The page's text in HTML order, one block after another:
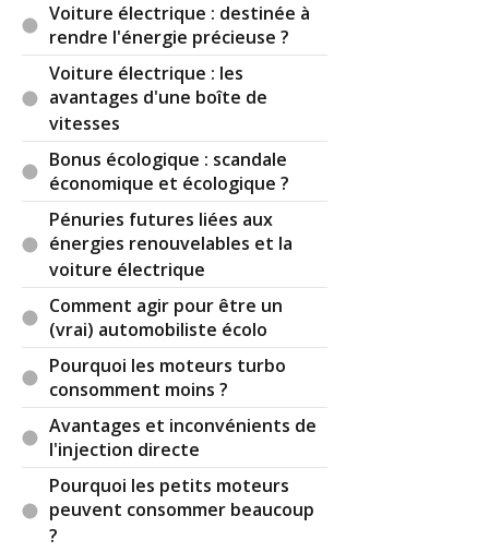
Voiture électrique : destinée à
rendre l'énergie précieuse ?
Voiture électrique : les
avantages d'une boîte de
vitesses
Bonus écologique : scandale
économique et écologique ?
Pénuries futures liées aux
énergies renouvelables et la
voiture électrique
Comment agir pour être un
(vrai) automobiliste écolo
Pourquoi les moteurs turbo
consomment moins ?
Avantages et inconvénients de
l'injection directe
Pourquoi les petits moteurs
peuvent consommer beaucoup
?